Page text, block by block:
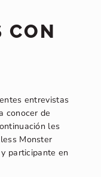
CON
entrevistas
conocer de
les
Monster
participante en